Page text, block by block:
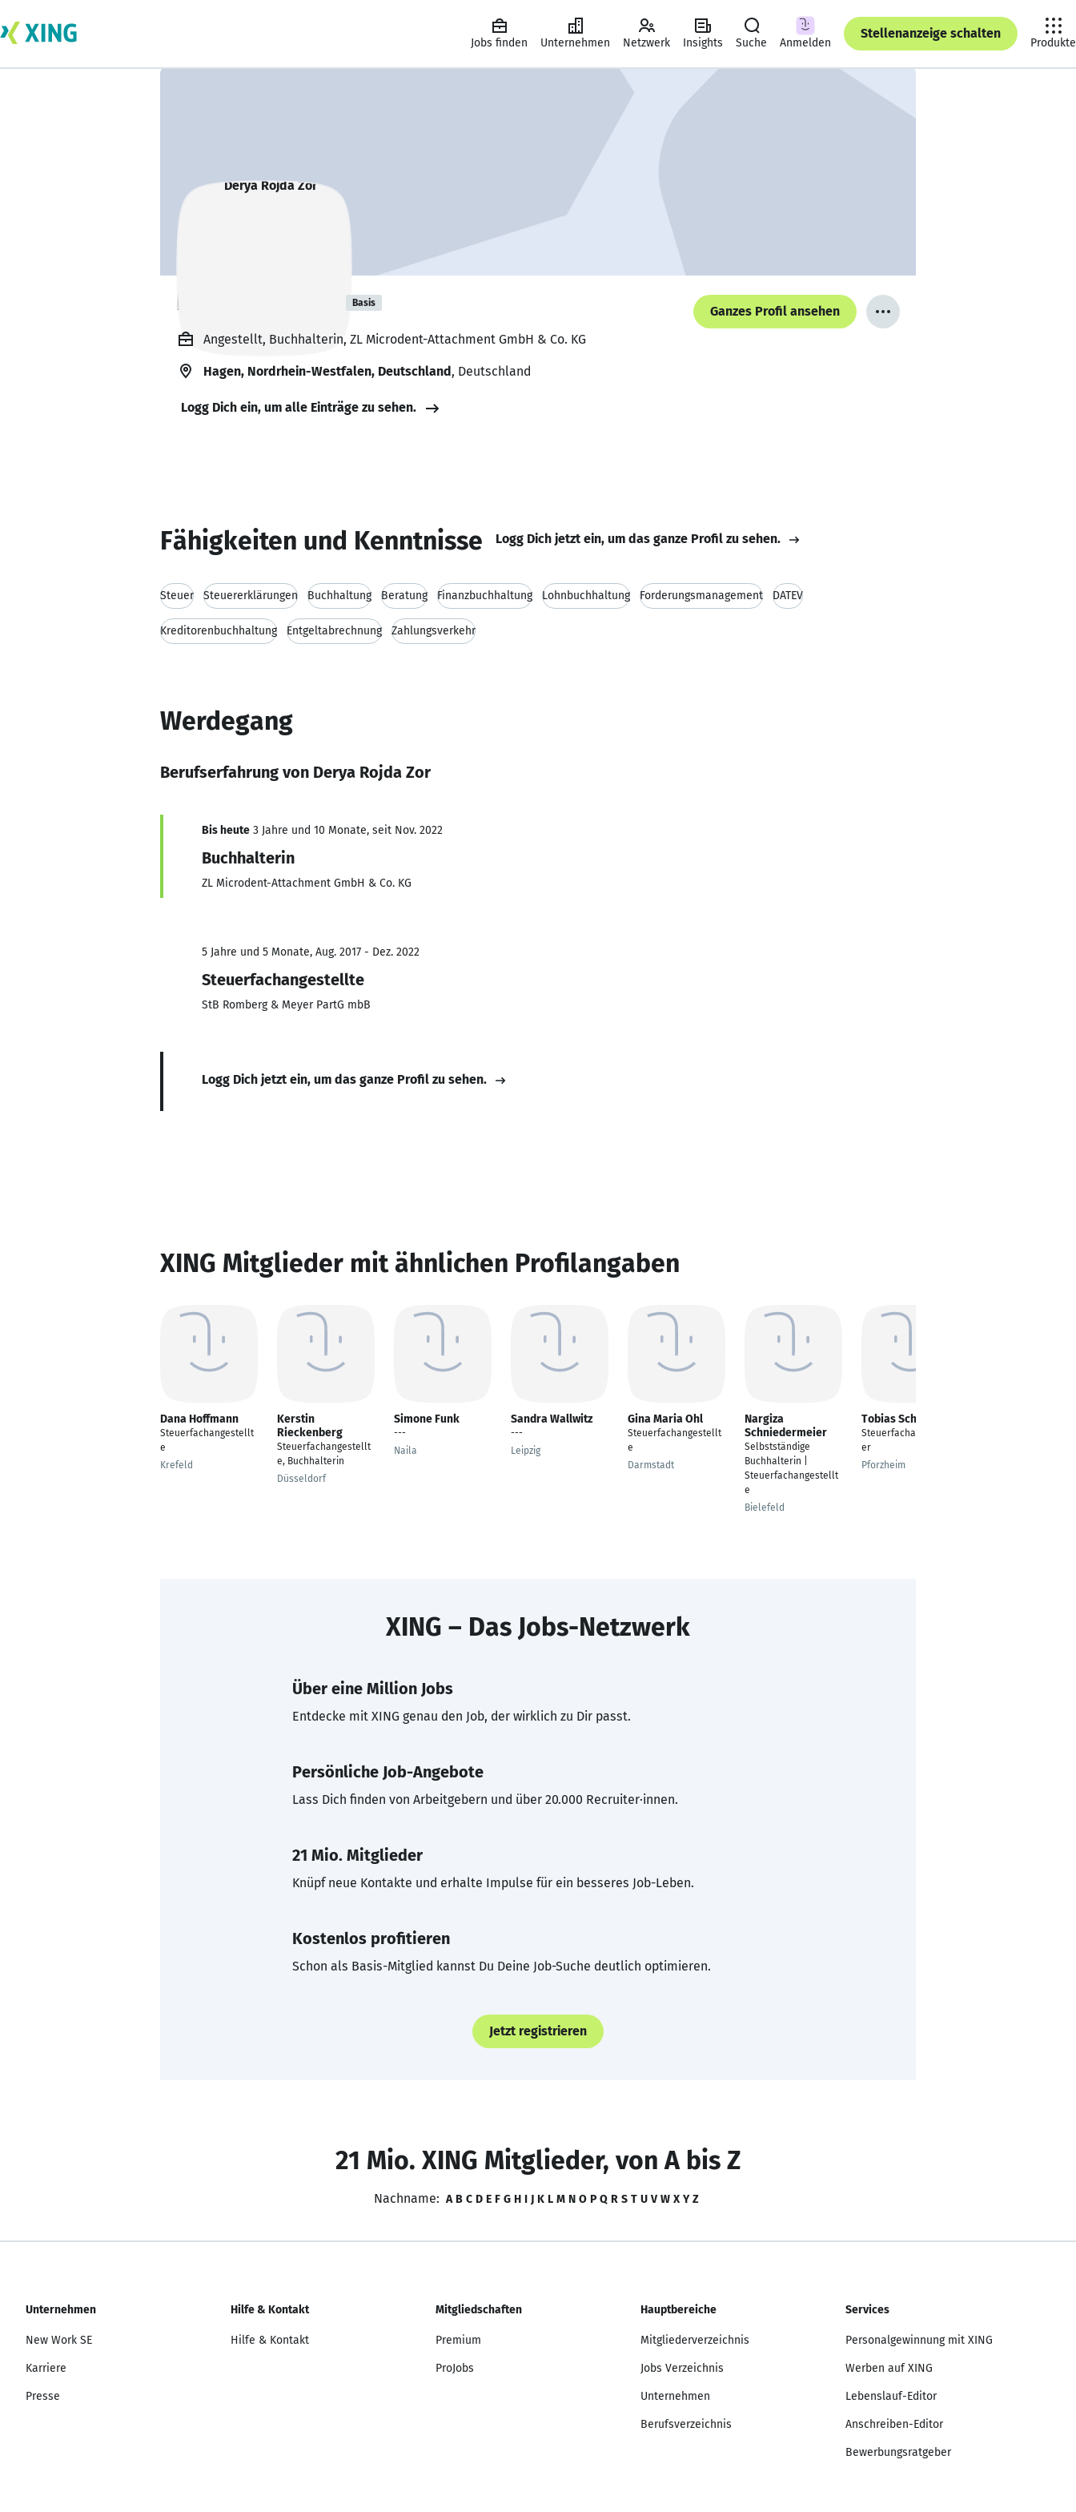
Jobs finden Unternehmen Netzwerk Insights Suche Anmelden
Stellenanzeige schalten
Produkte
Derya Rojda Zor Basis
Ganzes Profil ansehen
Angestellt, Buchhalterin, ZL Microdent-Attachment GmbH & Co. KG
Hagen, Nordrhein-Westfalen, Deutschland, Deutschland
Logg Dich ein, um alle Einträge zu sehen.
Fähigkeiten und Kenntnisse Logg Dich jetzt ein, um das ganze Profil zu sehen.
Steuer Steuererklärungen Buchhaltung Beratung Finanzbuchhaltung Lohnbuchhaltung Forderungsmanagement DATEV
Kreditorenbuchhaltung Entgeltabrechnung Zahlungsverkehr
Werdegang
Berufserfahrung von Derya Rojda Zor
Bis heute 3 Jahre und 10 Monate, seit Nov. 2022
Buchhalterin
ZL Microdent-Attachment GmbH & Co. KG
5 Jahre und 5 Monate, Aug. 2017 - Dez. 2022
Steuerfachangestellte
StB Romberg & Meyer PartG mbB
Logg Dich jetzt ein, um das ganze Profil zu sehen.
XING Mitglieder mit ähnlichen Profilangaben
Dana Hoffmann
Steuerfachangestellt
e
Krefeld
Kerstin
Rieckenberg
Steuerfachangestellt
e, Buchhalterin
Düsseldorf
Simone Funk
---
Naila
Sandra Wallwitz
---
Leipzig
Gina Maria Ohl
Steuerfachangestellt
e
Darmstadt
Nargiza
Schniedermeier
Selbstständige
Buchhalterin |
Steuerfachangestellt
e
Bielefeld
Tobias Schworm
Steuerfachangestellt
er
Pforzheim
XING – Das Jobs-Netzwerk
Über eine Million Jobs
Entdecke mit XING genau den Job, der wirklich zu Dir passt.
Persönliche Job-Angebote
Lass Dich finden von Arbeitgebern und über 20.000 Recruiter·innen.
21 Mio. Mitglieder
Knüpf neue Kontakte und erhalte Impulse für ein besseres Job-Leben.
Kostenlos profitieren
Schon als Basis-Mitglied kannst Du Deine Job-Suche deutlich optimieren.
Jetzt registrieren
21 Mio. XING Mitglieder, von A bis Z
Nachname: A B C D E F G H I J K L M N O P Q R S T U V W X Y Z
Unternehmen
New Work SE
Karriere
Presse
Hilfe & Kontakt
Hilfe & Kontakt
Mitgliedschaften
Premium
ProJobs
Hauptbereiche
Mitgliederverzeichnis
Jobs Verzeichnis
Unternehmen
Berufsverzeichnis
Services
Personalgewinnung mit XING
Werben auf XING
Lebenslauf-Editor
Anschreiben-Editor
Bewerbungsratgeber